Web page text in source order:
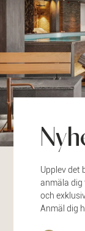
Upplev det
anmäla dig
och
Anmäl dig